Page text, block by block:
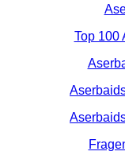
Top 100